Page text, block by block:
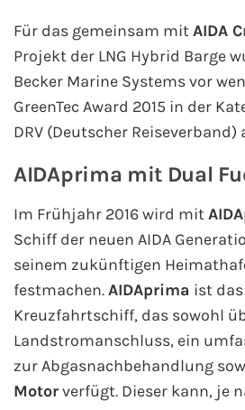
Westeuropa-Kreuzfahrt
Norwegen-Kreuzfahrt
Orient-Kreuzfahrt
Weltreise-Kreuzfahrt
Reedereien
AIDA Cruises
TUI Cruises
MSC Kreuzfahrten
Costa Kreuzfahrten
Für das gemeinsam mitAIDA
Projekt der LNG Hybrid Barge
Becker Marine Systems vor
GreenTec Award 2015 in der
DRV (Deutscher Reiseverband)
AIDAprima mit Dual
Im Frühjahr 2016 wird mit
Schiff der neuen AIDA
seinem zukünftigen
festmachen.AIDAprima ist
Kreuzfahrtschiff, das sowohl
Landstromanschluss, ein
zur Abgasnachbehandlung
Motorverfügt. Dieser kann, je